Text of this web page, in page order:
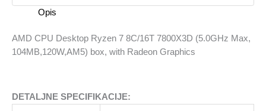
(5.0GHz
104MB,120W,AM5)
box,
količina
Opis
AMD CPU Desktop Ryzen 7 8C/16T 7800X3D (5.0GHz Max,
104MB,120W,AM5) box, with Radeon Graphics
DETALJNE SPECIFIKACIJE: